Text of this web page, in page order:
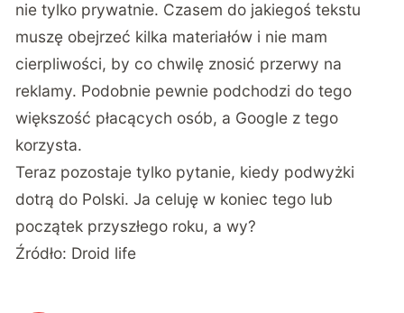
nie tylko prywatnie. Czasem do jakiegoś tekstu
muszę obejrzeć kilka materiałów i nie mam
cierpliwości, by co chwilę znosić przerwy na
reklamy. Podobnie pewnie podchodzi do tego
większość płacących osób, a Google z tego
korzysta.
Teraz pozostaje tylko pytanie, kiedy podwyżki
dotrą do Polski. Ja celuję w koniec tego lub
początek przyszłego roku, a wy?
Źródło: Droid life